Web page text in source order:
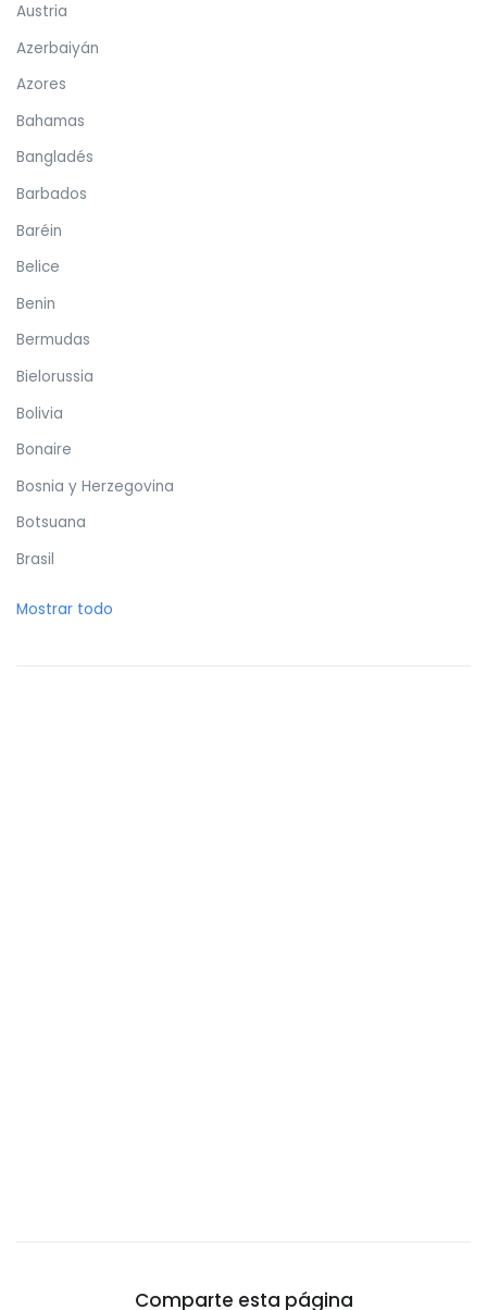
Austria
Azerbaiyán
Azores
Bahamas
Bangladés
Barbados
Baréin
Belice
Benin
Bermudas
Bielorussia
Bolivia
Bonaire
Bosnia y Herzegovina
Botsuana
Brasil
Burkina Faso
Mostrar todo
Comparte esta página